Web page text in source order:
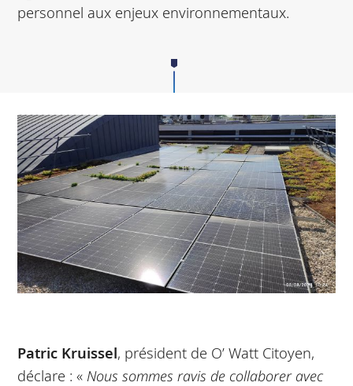
personnel aux enjeux environnementaux.
Patric Kruissel, président de O’ Watt Citoyen,
déclare : « Nous sommes ravis de collaborer avec